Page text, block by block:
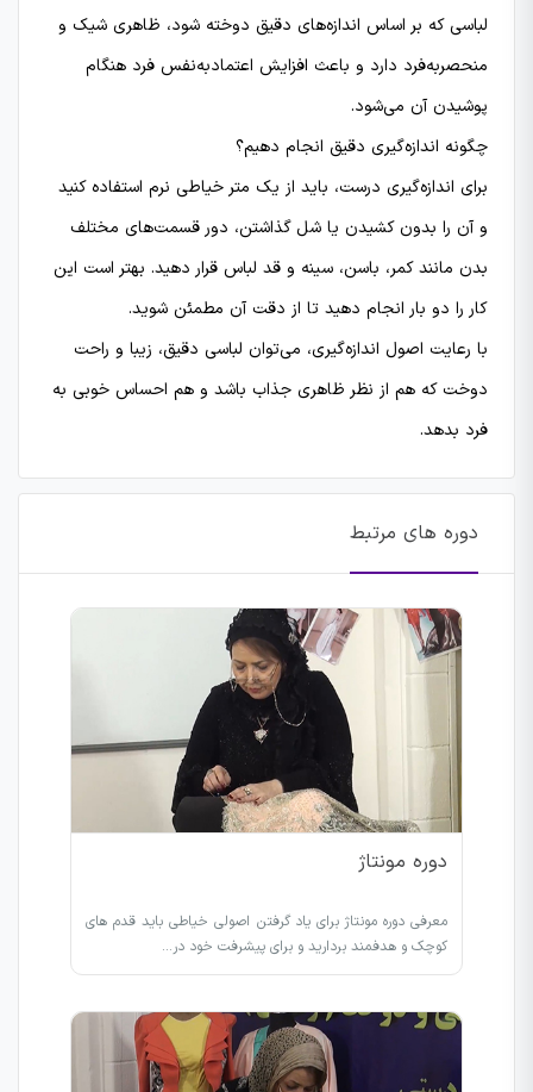
لباسی که بر اساس اندازه‌های دقیق دوخته شود، ظاهری شیک و
منحصربه‌فرد دارد و باعث افزایش اعتمادبه‌نفس فرد هنگام
پوشیدن آن می‌شود.
چگونه اندازه‌گیری دقیق انجام دهیم؟
برای اندازه‌گیری درست، باید از یک متر خیاطی نرم استفاده کنید
و آن را بدون کشیدن یا شل گذاشتن، دور قسمت‌های مختلف
بدن مانند کمر، باسن، سینه و قد لباس قرار دهید. بهتر است این
کار را دو بار انجام دهید تا از دقت آن مطمئن شوید.
با رعایت اصول اندازه‌گیری، می‌توان لباسی دقیق، زیبا و راحت
دوخت که هم از نظر ظاهری جذاب باشد و هم احساس خوبی به
فرد بدهد.
دوره های مرتبط
دوره مونتاژ
معرفی دوره مونتاژ برای یاد گرفتن اصولی خیاطی باید قدم های
کوچک و هدفمند بردارید و برای پیشرفت خود در…